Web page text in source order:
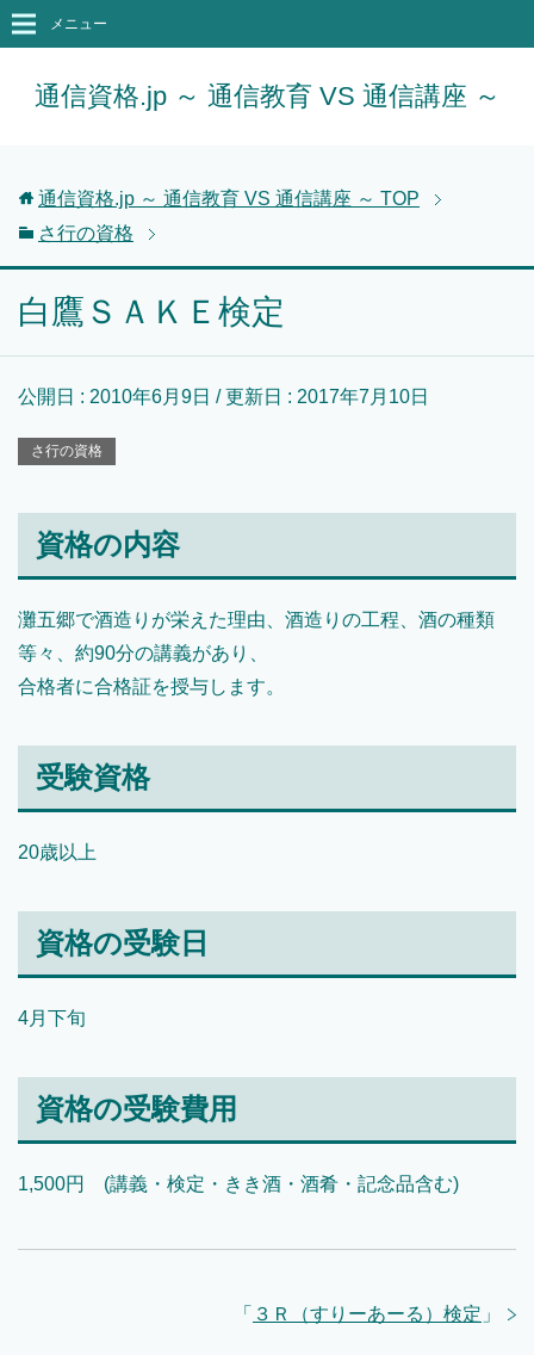
通信資格.jp ～ 通信教育 VS 通信講座 ～
メニュー
通信資格.jp ～ 通信教育 VS 通信講座 ～ TOP
さ行の資格
白鷹ＳＡＫＥ検定
公開日 : 2010年6月9日 / 更新日 : 2017年7月10日
さ行の資格
資格の内容
灘五郷で酒造りが栄えた理由、酒造りの工程、酒の種類
等々、約90分の講義があり、
合格者に合格証を授与します。
受験資格
20歳以上
資格の受験日
4月下旬
資格の受験費用
1,500円 (講義・検定・きき酒・酒肴・記念品含む)
「 ３Ｒ（すりーあーる）検定 」